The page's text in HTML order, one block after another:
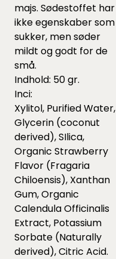
majs. Sødestoffet har
ikke egenskaber som
sukker, men søder
mildt og godt for de
små.
Indhold: 50 gr.
Inci:
Xylitol, Purified Water,
Glycerin (coconut
derived), SIlica,
Organic Strawberry
Flavor (Fragaria
Chiloensis), Xanthan
Gum, Organic
Calendula Officinalis
Extract, Potassium
Sorbate (Naturally
derived), Citric Acid.